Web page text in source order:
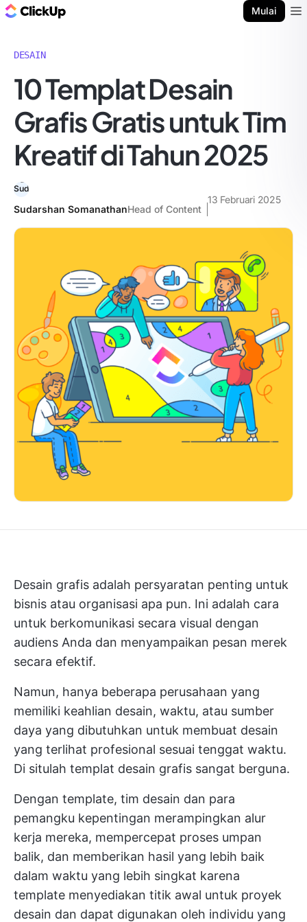
Mulai
DESAIN
10 Templat Desain
Grafis Gratis untuk Tim
Kreatif di Tahun 2025
Sudarshan SomanathanHead of Content
13 Februari 2025
Desain grafis adalah persyaratan penting untuk
bisnis atau organisasi apa pun. Ini adalah cara
untuk berkomunikasi secara visual dengan
audiens Anda dan menyampaikan pesan merek
secara efektif.
Namun, hanya beberapa perusahaan yang
memiliki keahlian desain, waktu, atau sumber
daya yang dibutuhkan untuk membuat desain
yang terlihat profesional sesuai tenggat waktu.
Di situlah templat desain grafis sangat berguna.
Dengan template, tim desain dan para
pemangku kepentingan merampingkan alur
kerja mereka, mempercepat proses umpan
balik, dan memberikan hasil yang lebih baik
dalam waktu yang lebih singkat karena
template menyediakan titik awal untuk proyek
desain dan dapat digunakan oleh individu yang